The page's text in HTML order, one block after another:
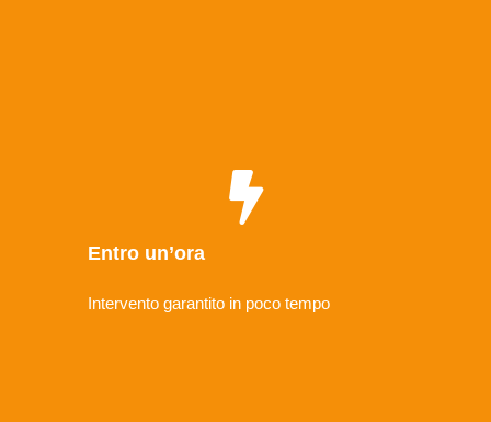
Entro un’ora
Intervento garantito in poco tempo